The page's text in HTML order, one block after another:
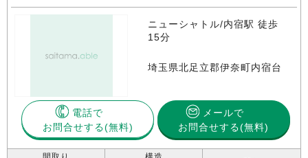
ニューシャトル/内宿駅 徒歩
15分
埼玉県北足立郡伊奈町内宿台
電話で
お問合せする
メールで
お問合せする(無料)